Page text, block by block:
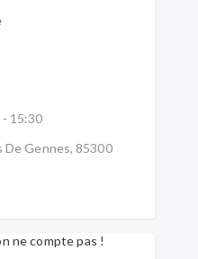
15:30
De Gennes, 85300